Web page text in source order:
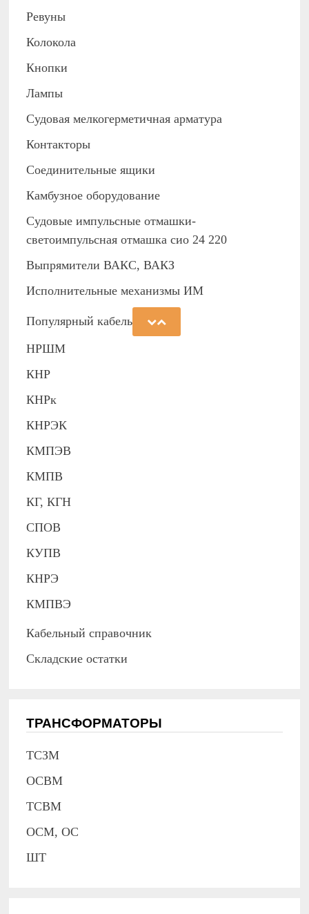
Ревуны
Колокола
Кнопки
Лампы
Судовая мелкогерметичная арматура
Контакторы
Соединительные ящики
Камбузное оборудование
Судовые импульсные отмашки-
светоимпульсная отмашка сио 24 220
Выпрямители ВАКС, ВАКЗ
Исполнительные механизмы ИМ
Популярный кабель
НРШМ
КНР
КНРк
КНРЭК
КМПЭВ
КМПВ
КГ, КГН
СПОВ
КУПВ
КНРЭ
КМПВЭ
Кабельный справочник
Складские остатки
ТРАНСФОРМАТОРЫ
ТСЗМ
ОСВМ
ТСВМ
ОСМ, ОС
ШТ